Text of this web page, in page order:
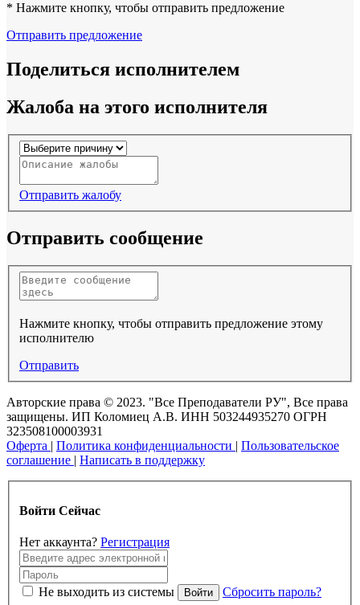
* Нажмите кнопку, чтобы отправить предложение
Отправить предложение
Поделиться исполнителем
Жалоба на этого исполнителя
Отправить жалобу
Отправить сообщение
Нажмите кнопку, чтобы отправить предложение этому
исполнителю
Отправить
Авторские права © 2023. "Все Преподаватели РУ", Все права
защищены. ИП Коломиец А.В. ИНН 503244935270 ОГРН
323508100003931
Оферта | Политика конфиденциальности | Пользовательское
соглашение | Написать в поддержку
Войти Сейчас
Нет аккаунта? Регистрация
Не выходить из системы Войти Сбросить пароль?